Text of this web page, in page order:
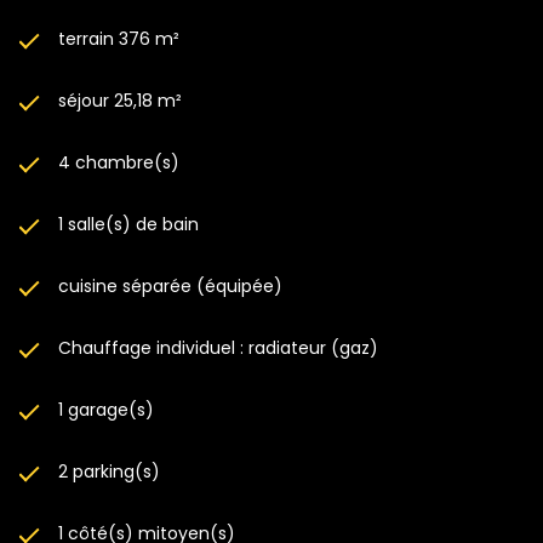
terrain 376 m²
séjour 25,18 m²
4 chambre(s)
1 salle(s) de bain
cuisine séparée (équipée)
Chauffage individuel : radiateur (gaz)
1 garage(s)
2 parking(s)
1 côté(s) mitoyen(s)